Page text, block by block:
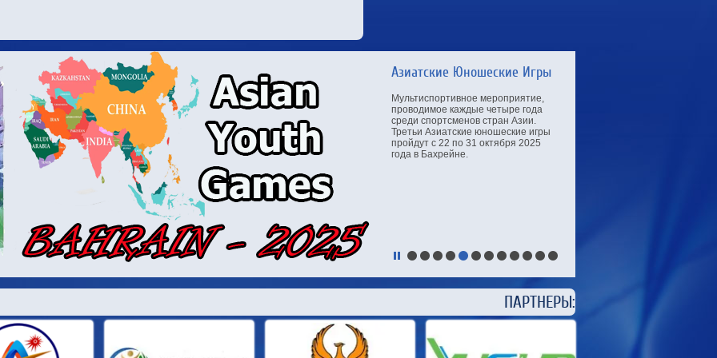
Азиатские Юношеские Игры
Мультиспортивное мероприятие,
проводимое каждые четыре года
среди спортсменов стран Азии.
Третьи Азиатские юношеские игры
пройдут с 22 по 31 октября 2025
года в Бахрейне.
ПАРТНЕРЫ: